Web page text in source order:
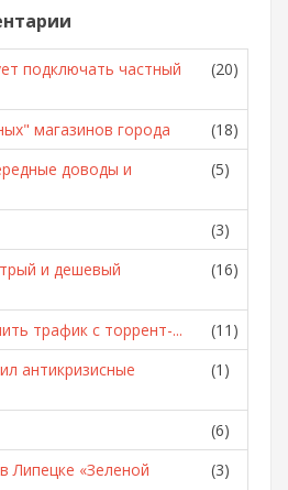
подключать частный
(20)
магазинов города
(18)
доводы и
(5)
(3)
и дешевый
(16)
трафик с торрент-...
(11)
антикризисные
(1)
(6)
«Зеленой
(3)